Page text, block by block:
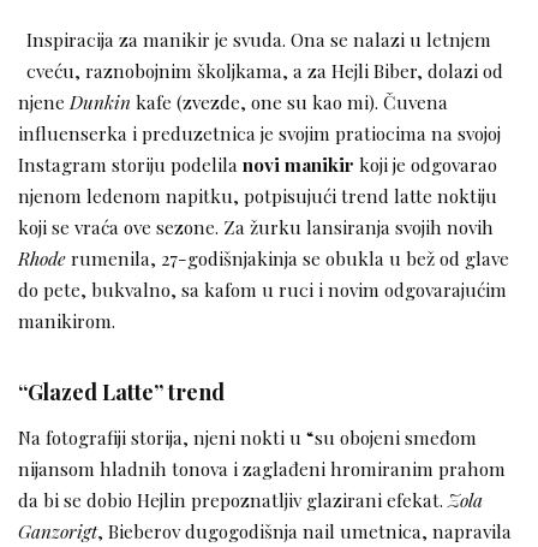
Inspiracija za manikir je svuda. Ona se nalazi u letnjem
cveću, raznobojnim školjkama, a za Hejli Biber, dolazi od
njene Dunkin kafe (zvezde, one su kao mi). Čuvena
influenserka i preduzetnica je svojim pratiocima na svojoj
Instagram storiju podelila novi manikir koji je odgovarao
njenom ledenom napitku, potpisujući trend latte noktiju
koji se vraća ove sezone. Za žurku lansiranja svojih novih
Rhoderumenila, 27-godišnjakinja se obukla u bež od glave
do pete, bukvalno, sa kafom u ruci i novim odgovarajućim
manikirom.
“Glazed Latte” trend
Na fotografiji storija, njeni nokti u “su obojeni smeđom
nijansom hladnih tonova i zaglađeni hromiranim prahom
da bi se dobio Hejlin prepoznatljiv glazirani efekat. Zola
Ganzorigt, Bieberov dugogodišnja nail umetnica, napravila